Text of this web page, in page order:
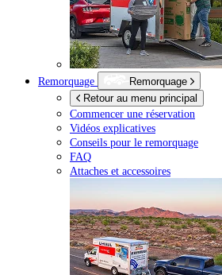
Remorquage
Remorquage
Retour au menu principal
Commencer une réservation
Vidéos explicatives
Conseils pour le remorquage
FAQ
Attaches et accessoires